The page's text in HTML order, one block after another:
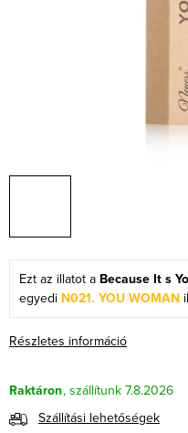
Részletes információ
Raktáron
7.8.2026
Szállítási lehetőségek
Ezt az illatot a Because It s
egyedi N021. YOU WOMAN